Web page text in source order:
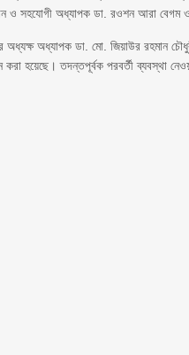
ও সহযোগী অধ্যাপক ডা. রওশন আরা বেগম
অধ্যাপক ডা. মো. জিয়াউর রহমান
হয়েছে। তদন্তপূর্বক পরবর্তী ব্যবস্থা